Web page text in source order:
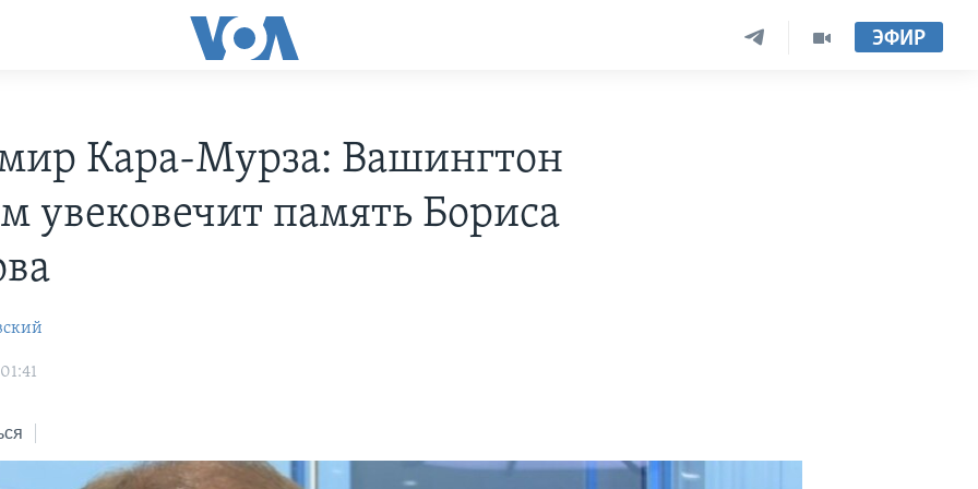
ЭФИР
Кара-Мурза: Вашингтон
увековечит память Бориса